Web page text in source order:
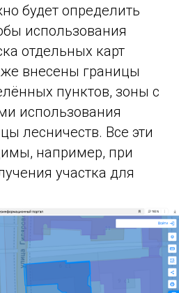
будет определить
использования
отдельных карт
внесены границы
пунктов, зоны с
использования
лесничеств. Все эти
например, при
участка для